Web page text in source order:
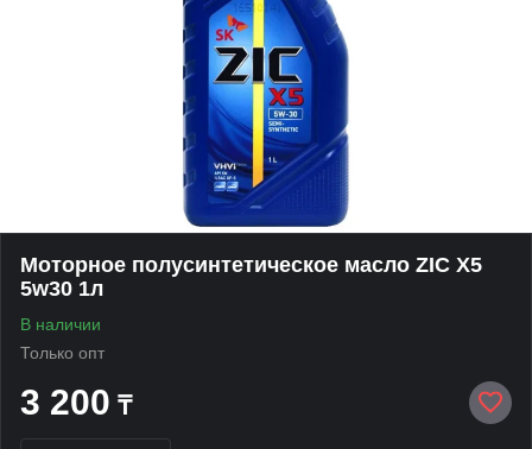
Моторное полусинтетическое масло ZIC X5
5w30 1л
В наличии
Только опт
3 200 ₸